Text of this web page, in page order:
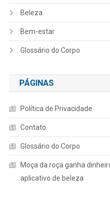
Beleza
Bem-estar
Glossário do Corpo
PÁGINAS
Política de Privacidade
Contato
Glossário do Corpo
Moça da roça ganha
aplicativo de beleza